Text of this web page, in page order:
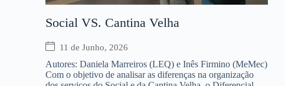
Social VS. Cantina Velha
11 de Junho, 2026
Autores: Daniela Marreiros (LEQ) e Inês Firmino (MeMec)
Com o objetivo de analisar as diferenças na organização